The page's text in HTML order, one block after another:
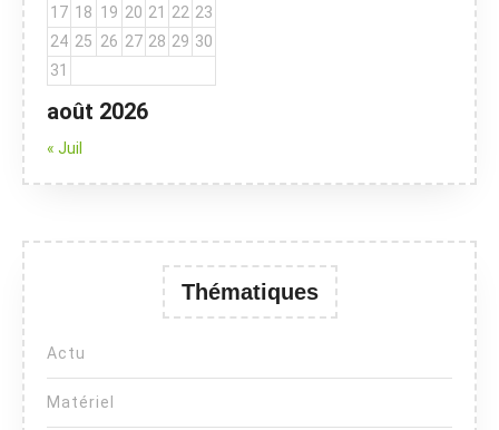
août 2026
17 18 19 20 21 22 23
24 25 26 27 28 29 30
31
« Juil
Thématiques
Actu
Matériel